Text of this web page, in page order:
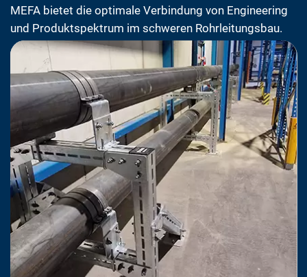
MEFA bietet die optimale Verbindung von Engineering
und Produktspektrum im schweren Rohrleitungsbau.